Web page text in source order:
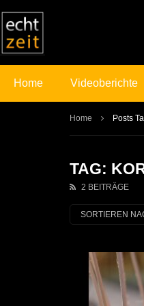
Home Videoberichte
Home Posts
TAG:
2 BEITRÄGE
SORTIEREN